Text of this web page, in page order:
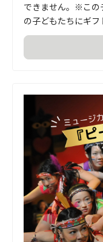
できません。※この
の子どもたちにギフ